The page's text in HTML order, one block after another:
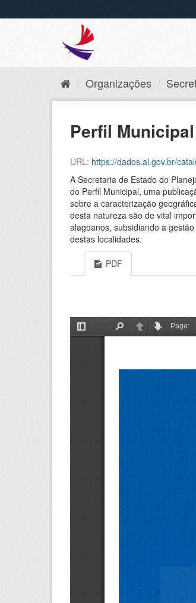
Organizações
Perfil
URL: https://dados.al.gov.br/
A Secretaria de Estado do
do Perfil Municipal, uma
sobre a caracterização
desta natureza são de vital
alagoanos, subsidiando a
destas localidades.
PDF